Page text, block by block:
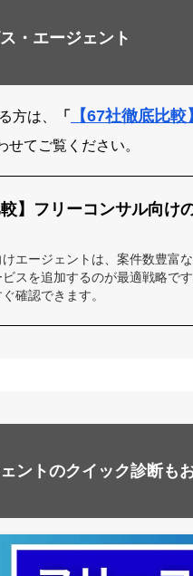
・エージェント
方は、 「
【67社徹底比
せてご覧ください。
較】フリーコンサル向け
エージェントは、案件数豊富
スを追加するのが最適戦略で
確認できます。
ントのクイック診断も